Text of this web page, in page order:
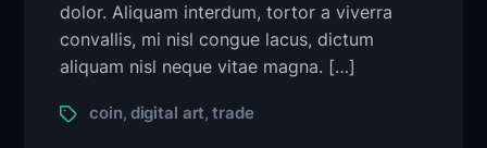
dolor. Aliquam interdum, tortor a viverra
convallis, mi nisl congue lacus, dictum
aliquam nisl neque vitae magna. […]
coin, digital art,trade